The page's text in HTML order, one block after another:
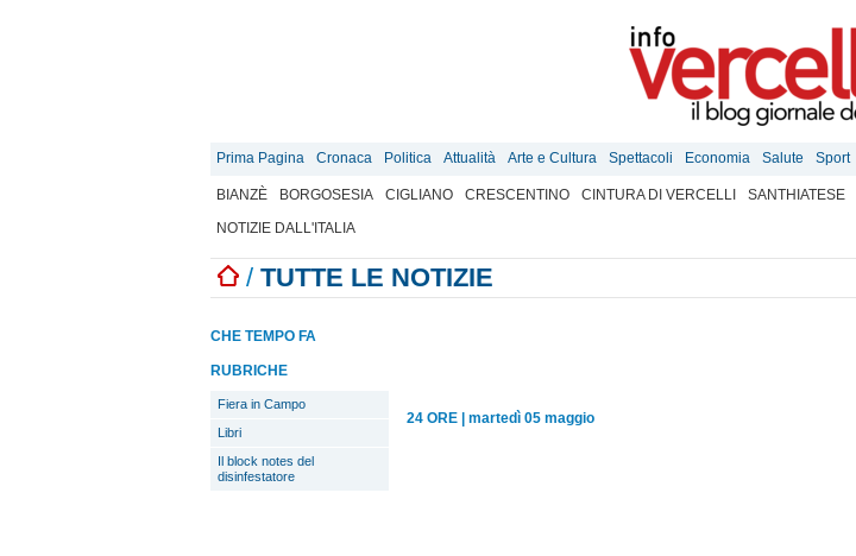
Prima Pagina Cronaca Politica Attualità Arte e Cultura Spettacoli Economia Salute Sport
BIANZÈ BORGOSESIA CIGLIANO CRESCENTINO CINTURA DI VERCELLI SANTHIATESE
NOTIZIE DALL'ITALIA
/ TUTTE LE NOTIZIE
CHE TEMPO FA
RUBRICHE
Fiera in Campo
Libri
Il block notes del
disinfestatore
24 ORE martedì 05 maggio